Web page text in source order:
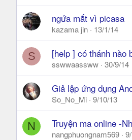
ngứa mắt vì picasa
kazama jin 13/1/14
S [help ] có thánh nào
sswwaassww 30/9/14
Giả lập ứng dụng
So_No_Mi 9/10/13
N Truyện ma online -
nangphuongnam569